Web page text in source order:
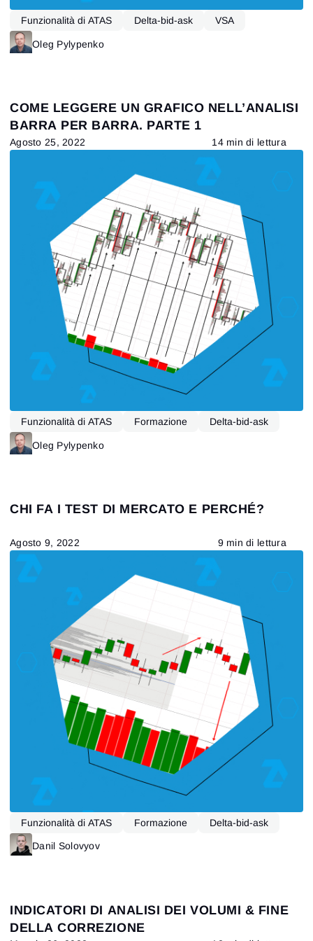
Funzionalità di ATAS Delta-bid-ask VSA
Oleg Pylypenko
COME LEGGERE UN GRAFICO NELL’ANALISI
BARRA PER BARRA. PARTE 1
Agosto 25, 2022 14 min di lettura
Funzionalità di ATAS Formazione
Delta-bid-ask
VSAOleg Pylypenko
CHI FA I TEST DI MERCATO E PERCHÉ?
Agosto 9, 2022 9 min di lettura
Funzionalità di ATAS Formazione
Delta-bid-ask
VSADanil Solovyov
INDICATORI DI ANALISI DEI VOLUMI & FINE
DELLA CORREZIONE
Non hai un account?Registrati
Hai già un account? Accedi